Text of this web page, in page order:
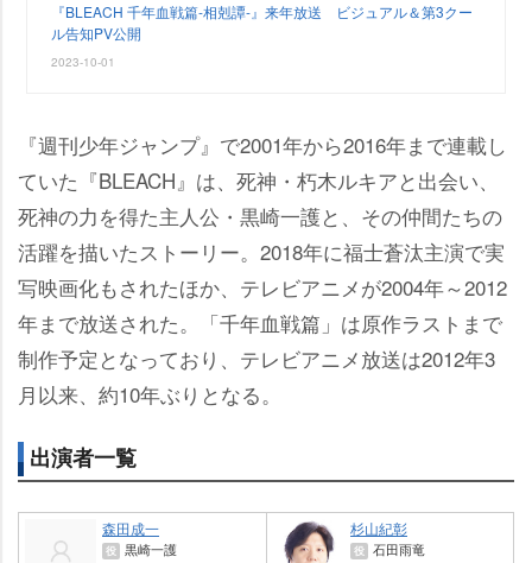
『BLEACH 千年血戦篇-相剋譚-』来年放送 ビジュアル＆第3クー
ル告知PV公開
2023-10-01
『週刊少年ジャンプ』で2001年から2016年まで連載し
ていた『BLEACH』は、死神・朽木ルキアと出会い、
死神の力を得た主人公・黒崎一護と、その仲間たちの
活躍を描いたストーリー。2018年に福士蒼汰主演で実
写映画化もされたほか、テレビアニメが2004年～2012
年まで放送された。「千年血戦篇」は原作ラストまで
制作予定となっており、テレビアニメ放送は2012年3
月以来、約10年ぶりとなる。
出演者一覧
森田成一
役 黒崎一護
杉山紀彰
役 石田雨竜